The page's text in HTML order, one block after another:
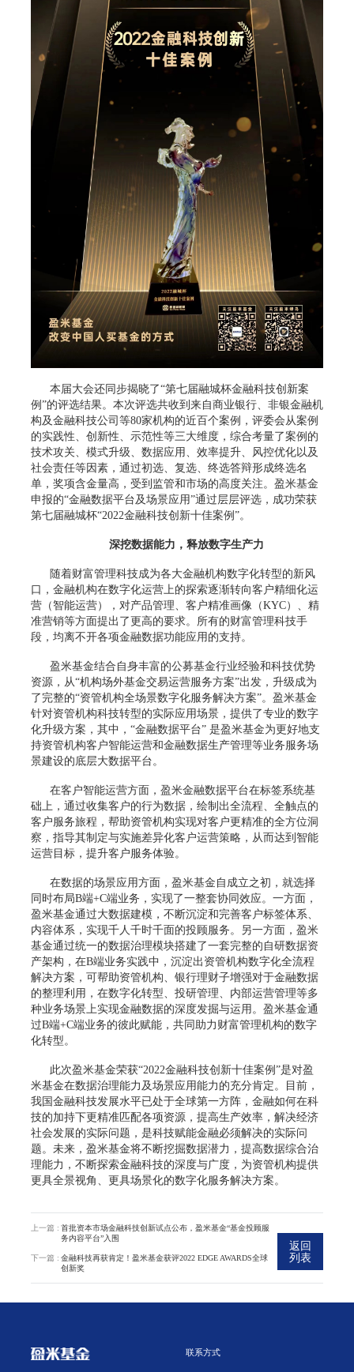
本届大会还同步揭晓了“第七届融城杯金融科技创新案
例”的评选结果。本次评选共收到来自商业银行、非银金融机
构及金融科技公司等80家机构的近百个案例，评委会从案例
的实践性、创新性、示范性等三大维度，综合考量了案例的
技术攻关、模式升级、数据应用、效率提升、风控优化以及
社会责任等因素，通过初选、复选、终选答辩形成终选名
单，奖项含金量高，受到监管和市场的高度关注。盈米基金
申报的“金融数据平台及场景应用”通过层层评选，成功荣获
第七届融城杯“2022金融科技创新十佳案例”。
深挖数据能力，释放数字生产力
随着财富管理科技成为各大金融机构数字化转型的新风
口，金融机构在数字化运营上的探索逐渐转向客户精细化运
营（智能运营），对产品管理、客户精准画像（KYC）、精
准营销等方面提出了更高的要求。所有的财富管理科技手
段，均离不开各项金融数据功能应用的支持。
盈米基金结合自身丰富的公募基金行业经验和科技优势
资源，从“机构场外基金交易运营服务方案”出发，升级成为
了完整的“资管机构全场景数字化服务解决方案”。盈米基金
针对资管机构科技转型的实际应用场景，提供了专业的数字
化升级方案，其中，“金融数据平台” 是盈米基金为更好地支
持资管机构客户智能运营和金融数据生产管理等业务服务场
景建设的底层大数据平台。
在客户智能运营方面，盈米金融数据平台在标签系统基
础上，通过收集客户的行为数据，绘制出全流程、全触点的
客户服务旅程，帮助资管机构实现对客户更精准的全方位洞
察，指导其制定与实施差异化客户运营策略，从而达到智能
运营目标，提升客户服务体验。
在数据的场景应用方面，盈米基金自成立之初，就选择
同时布局B端+C端业务，实现了一整套协同效应。一方面，
盈米基金通过大数据建模，不断沉淀和完善客户标签体系、
内容体系，实现千人千时千面的投顾服务。另一方面，盈米
基金通过统一的数据治理模块搭建了一套完整的自研数据资
产架构，在B端业务实践中，沉淀出资管机构数字化全流程
解决方案，可帮助资管机构、银行理财子增强对于金融数据
的整理利用，在数字化转型、投研管理、内部运营管理等多
种业务场景上实现金融数据的深度发掘与运用。盈米基金通
过B端+C端业务的彼此赋能，共同助力财富管理机构的数字
化转型。
此次盈米基金荣获“2022金融科技创新十佳案例”是对盈
米基金在数据治理能力及场景应用能力的充分肯定。目前，
我国金融科技发展水平已处于全球第一方阵，金融如何在科
技的加持下更精准匹配各项资源，提高生产效率，解决经济
社会发展的实际问题，是科技赋能金融必须解决的实际问
题。未来，盈米基金将不断挖掘数据潜力，提高数据综合治
理能力，不断探索金融科技的深度与广度，为资管机构提供
更具全景视角、更具场景化的数字化服务解决方案。
上一篇 : 首批资本市场金融科技创新试点公布，盈米基金“基金投顾服
务内容平台”入围
下一篇 : 金融科技再获肯定！盈米基金获评2022 EDGE AWARDS全球
创新奖
返回
列表
联系方式